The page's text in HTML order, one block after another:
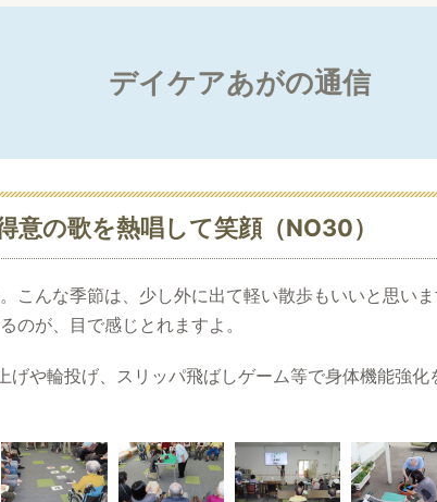
デイケアあがの通信
の歌を熱唱して笑顔（NO30）
こんな季節は、少し外に出て軽い散歩もいいと思い
のが、目で感じとれますよ。
や輪投げ、スリッパ飛ばしゲーム等で身体機能強化